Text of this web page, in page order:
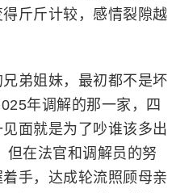
斤斤计较，感情裂隙越
弟姐妹，最初都不是坏
年调解的那一家，四
面就是为了吵谁该多出
但在法官和调解员的努
手，达成轮流照顾母亲